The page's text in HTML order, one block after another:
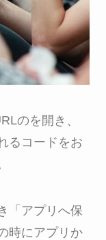
のを開き、
るコードをお
「アプリへ保
時にアプリか